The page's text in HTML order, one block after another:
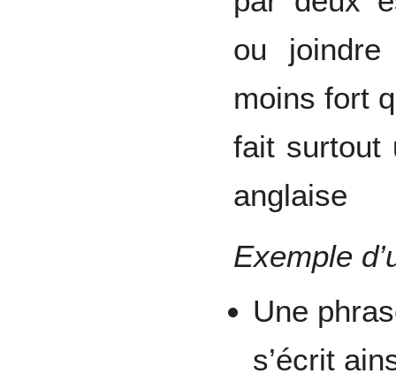
ou
moins fort
fait surtout
anglaise
Exemple
Une
s’écrit